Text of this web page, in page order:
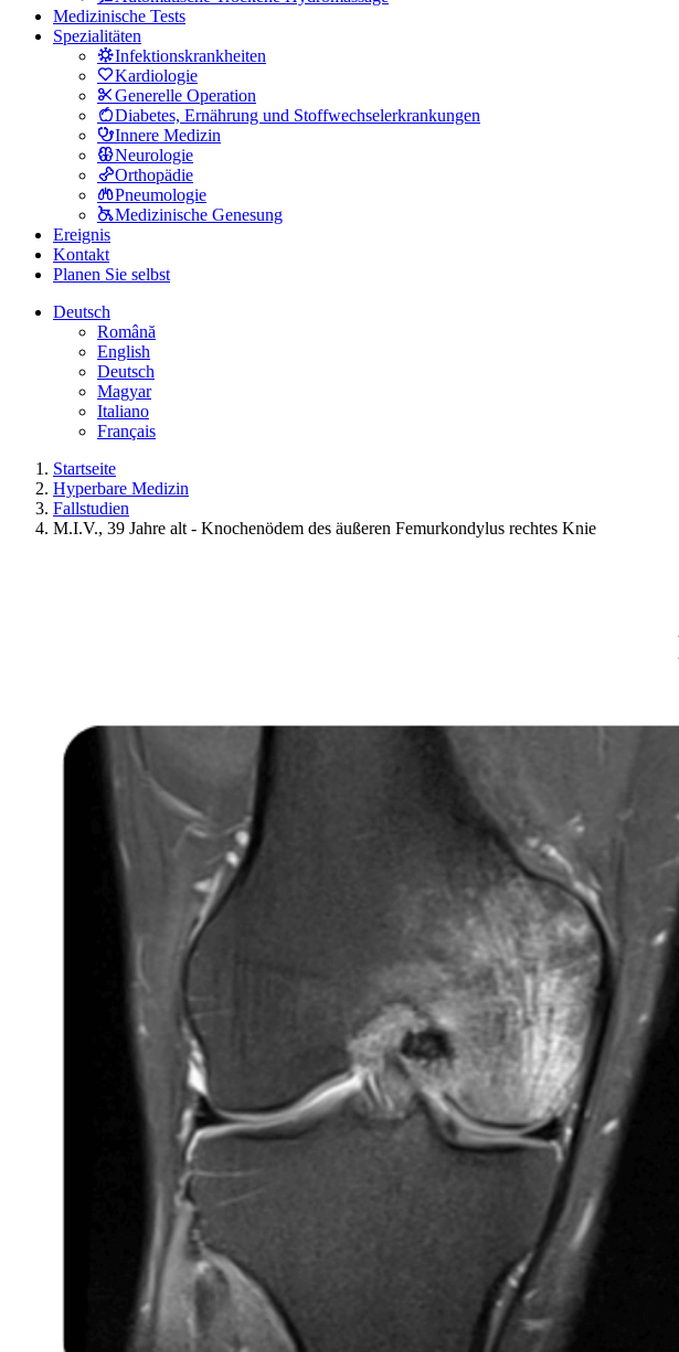
Medizinische Tests
Spezialitäten
Infektionskrankheiten
Kardiologie
Generelle Operation
Diabetes, Ernährung und Stoffwechselerkrankungen
Innere Medizin
Neurologie
Orthopädie
Pneumologie
Medizinische Genesung
Ereignis
Kontakt
Planen Sie selbst
Deutsch
Română
English
Deutsch
Magyar
Italiano
Français
Startseite
Hyperbare Medizin
Fallstudien
M.I.V., 39 Jahre alt - Knochenödem des äußeren Femurkondylus rechtes Knie